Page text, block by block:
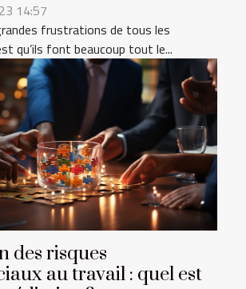
14:57
frustrations de tous les
qu’ils font beaucoup tout le...
des risques
au travail : quel est